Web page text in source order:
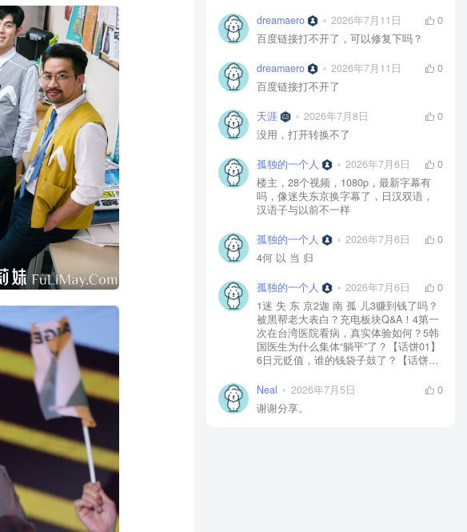
dreamaero 2026年7月11日
0
百度链接打不开了，可以修复下吗？
dreamaero 2026年7月11日
0
百度链接打不开了
天涯 2026年7月8日
0
没用，打开转换不了
孤独的一个人 2026年7月6日
0
楼主，28个视频，1080p，最新字幕有
吗，像迷失东京换字幕了，日汉双语，
汉语子与以前不一样
孤独的一个人 2026年7月6日
0
4何 以 当 归
孤独的一个人 2026年7月6日
0
1迷 失 东 京2迦 南 孤 儿3赚到钱了吗？
被黑帮老大表白？充电板块Q&A！4第一
次在台湾医院看病，真实体验如何？5韩
国医生为什么集体“躺平”了？【话饼01】
6日元贬值，谁的钱袋子鼓了？【话饼
【下】9神 佑 之 地10不 愈 之 殇11你 好
美 国12独 自 等 待13中国人拍的阿根
廷，阿根廷人怎么看？【独自等待
Neal 2026年7月5日
0
谢谢分享。